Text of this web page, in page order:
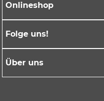
Onlineshop
Folge uns!
Über uns